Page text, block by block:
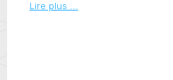
Lire plus ...